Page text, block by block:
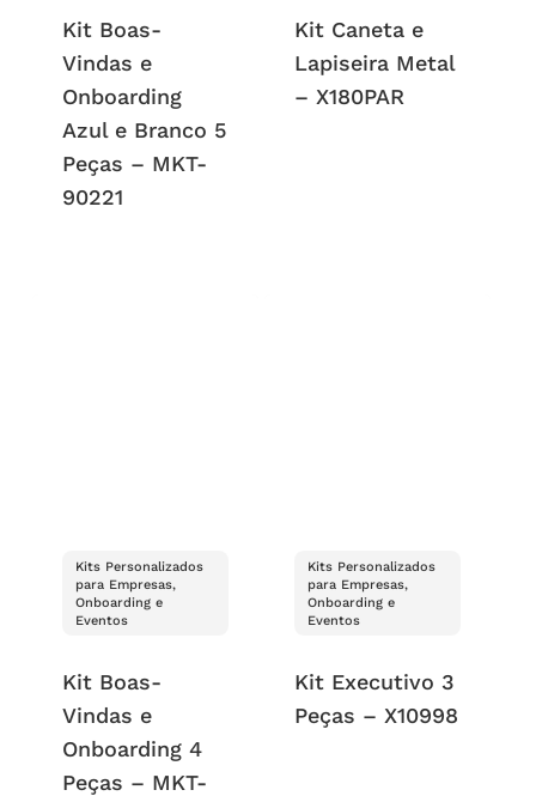
Kit Boas-
Vindas e
Onboarding
Azul e Branco 5
Peças – MKT-
90221
Kit Caneta e
Lapiseira Metal
– X180PAR
Kits Personalizados
para Empresas,
Onboarding e
Eventos
Kit Boas-
Vindas e
Onboarding 4
Peças – MKT-
Kits Personalizados
para Empresas,
Onboarding e
Eventos
Kit Executivo 3
Peças – X10998